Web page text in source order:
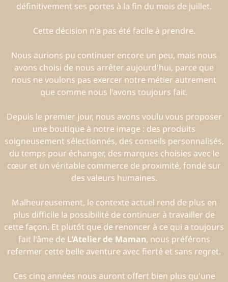
définitivement ses portes à la fin du mois de juillet.
Cette décision n'a pas été facile à prendre.
Nous aurions pu continuer encore un peu, mais nous
avons choisi de nous arrêter aujourd'hui, parce que
nous ne voulons pas exercer notre métier autrement
que comme nous l'avons toujours fait.
Depuis le premier jour, nous avons voulu vous proposer
une boutique à notre image : des produits
soigneusement sélectionnés, des conseils personnalisés,
du temps pour échanger, des marques choisies avec le
cœur et un véritable commerce de proximité, fondé sur
des valeurs humaines.
Malheureusement, le contexte actuel rend de plus en
plus difficile la possibilité de continuer à travailler de
cette façon. Et plutôt que de renoncer à ce qui a toujours
fait l'âme de L'Atelier de Maman, nous préférons
refermer cette belle aventure avec fierté et sans regret.
Ces cinq années nous auront offert bien plus qu'une